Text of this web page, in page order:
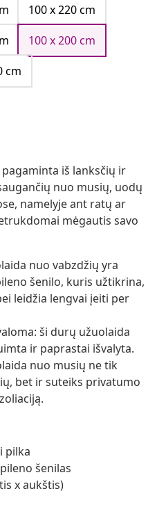
100 x 220 cm
100 x 200 cm
cm
iš lanksčių ir
nuo musių, uodų
namelyje ant ratų ar
mėgautis savo
nuo vabzdžių yra
šenilo, kuris užtikrina,
leidžia lengvai įeiti per
ši durų užuolaida
ir paprastai išvalyta.
nuo musių ne tik
bet ir suteiks privatumo
pilka
šenilas
x aukštis)